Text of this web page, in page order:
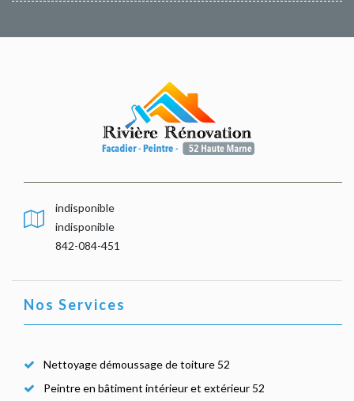
indisponible
indisponible
842-084-451
Nos Services
Nettoyage démoussage de toiture 52
Peintre en bâtiment intérieur et extérieur 52